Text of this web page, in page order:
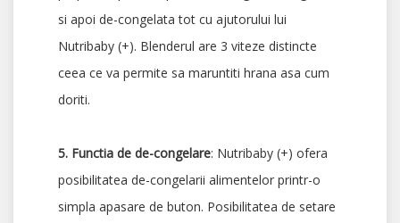
si apoi de-congelata tot cu ajutorului lui
Nutribaby (+). Blenderul are 3 viteze distincte
ceea ce va permite sa maruntiti hrana asa cum
doriti.
5. Functia de de-congelare: Nutribaby (+) ofera
posibilitatea de-congelarii alimentelor printr-o
simpla apasare de buton. Posibilitatea de setare